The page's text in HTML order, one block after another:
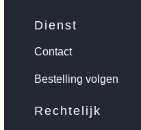
Dienst
Contact
Bestelling volgen
Rechtelijk